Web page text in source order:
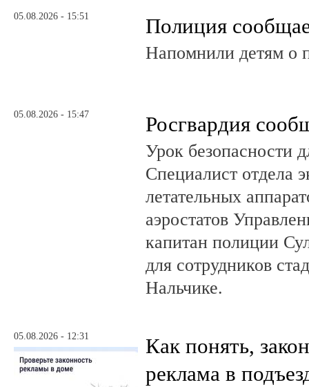
05.08.2026 - 15:51 Полиция
Напомнили детям о
05.08.2026 - 15:47 Росгвардия
Урок безопасности
Специалист отдела
летательных
аэростатов
капитан полиции
для сотрудников
Нальчике.
05.08.2026 - 12:31
Как понять,
реклама в